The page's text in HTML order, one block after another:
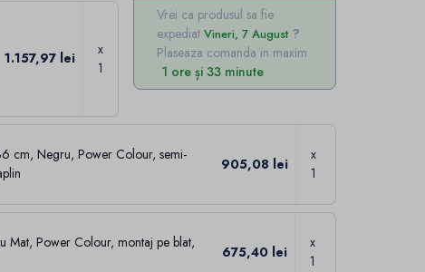
Vrei ca produsul sa fie
expediat Vineri, 7 August
Plaseaza comanda in maxim
1 ore și 33 minute
1.157,97 lei
x
1
cm, Negru, Power Colour, semi-
905,08 lei
x
1
Mat, Power Colour, montaj pe blat,
675,40 lei
x
1